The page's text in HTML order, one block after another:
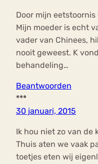
Door mijn
Mijn moeder is echt
vader van Chinees,
nooit geweest. K
behandeling…
Beantwoorden
***
30 januari, 2015
Ik hou niet zo van de
Thuis aten we vaak
toetjes eten wij